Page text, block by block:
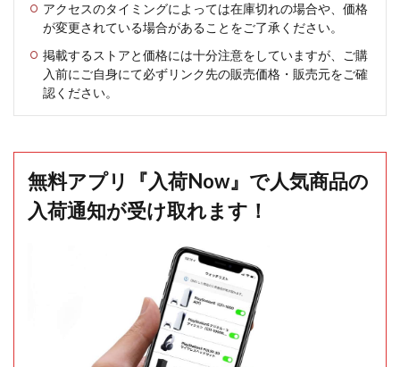
アクセスのタイミングによっては在庫切れの場合や、価格
が変更されている場合があることをご了承ください。
掲載するストアと価格には十分注意をしていますが、ご購
入前にご自身にて必ずリンク先の販売価格・販売元をご確
認ください。
無料アプリ『入荷Now』で人気商品の
入荷通知が受け取れます！